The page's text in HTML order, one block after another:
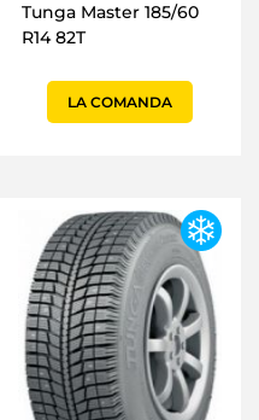
Tunga Master 185/60
R14 82T
LA COMANDA